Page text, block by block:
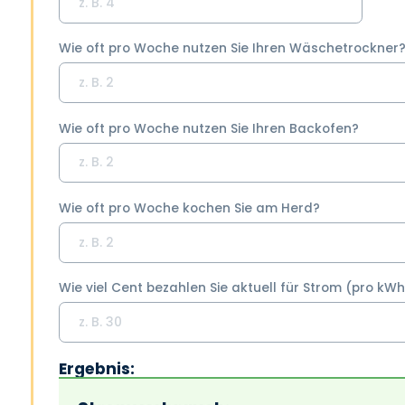
Wie oft pro Woche nutzen Sie Ihren Wäschetrockner?
Wie oft pro Woche nutzen Sie Ihren Backofen?
Wie oft pro Woche kochen Sie am Herd?
Wie viel Cent bezahlen Sie aktuell für Strom (pro
Ergebnis: